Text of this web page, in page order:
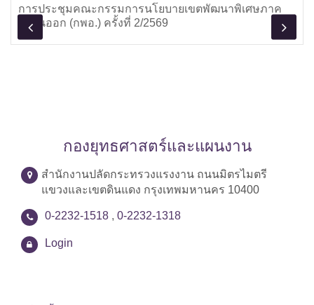
การประชุมคณะกรรมการนโยบายเขตพัฒนาพิเศษภาค
ตะวันออก (กพอ.) ครั้งที่ 2/2569
กองยุทธศาสตร์และแผนงาน
สำนักงานปลัดกระทรวงแรงงาน ถนนมิตรไมตรี
แขวงและเขตดินแดง กรุงเทพมหานคร 10400
0-2232-1518 , 0-2232-1318
Login